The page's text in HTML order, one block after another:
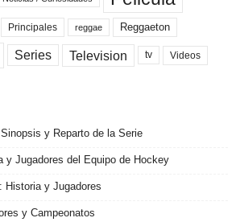
Principales reggae Reggaeton
Series Television tv Videos
y Reparto de la Serie
y Jugadores del Equipo de Hockey
Historia y Jugadores
y Campeonatos